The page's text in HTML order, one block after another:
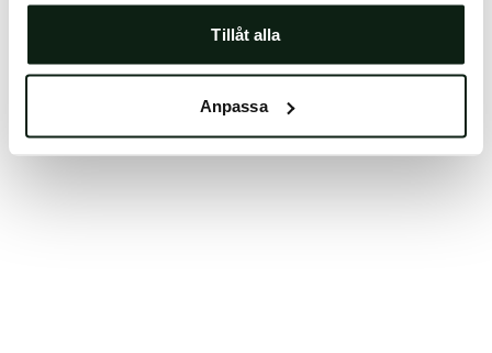
Tillåt alla
Anpassa